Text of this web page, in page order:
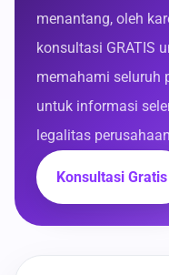
menantang, oleh
konsultasi GRATIS
memahami seluruh
untuk informasi
legalitas
Konsultasi Gratis